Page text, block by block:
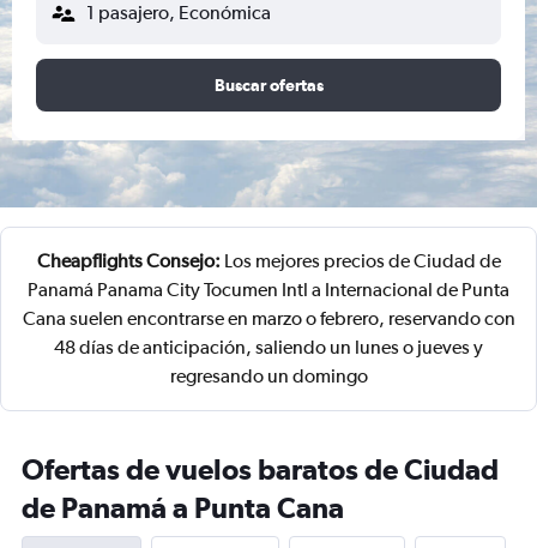
1 pasajero, Económica
Buscar ofertas
Cheapflights Consejo: Los mejores precios de Ciudad de
Panamá Panama City Tocumen Intl a Internacional de Punta
Cana suelen encontrarse en marzo o febrero, reservando con
48 días de anticipación, saliendo un lunes o jueves y
regresando un domingo
Ofertas de vuelos baratos de Ciudad
de Panamá a Punta Cana